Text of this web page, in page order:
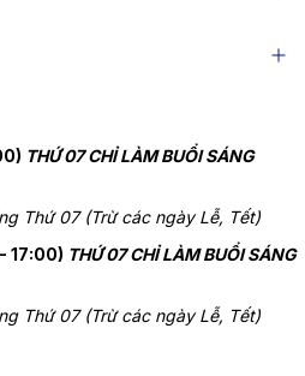
THỨ 07 CHỈ LÀM BUỔI SÁNG
Thứ 07 (Trừ các ngày Lễ, Tết)
17:00) THỨ 07 CHỈ LÀM BUỔI SÁNG
Thứ 07 (Trừ các ngày Lễ, Tết)